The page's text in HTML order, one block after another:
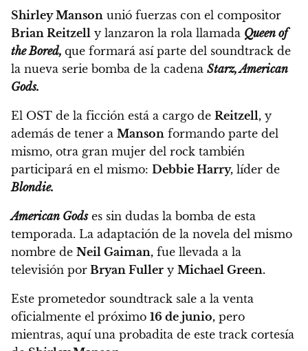
Shirley Manson unió fuerzas con el compositor
Brian Reitzell y lanzaron la rola llamada Queen of
the Bored, que formará así parte del soundtrack de
la nueva serie bomba de la cadena Starz,American
Gods.
El OST de la ficción está a cargo de Reitzell, y
además de tener a Manson formando parte del
mismo, otra gran mujer del rock también
participará en el mismo: Debbie Harry, líder de
Blondie.
American Godses sin dudas la bomba de esta
temporada. La adaptación de la novela del mismo
nombre de Neil Gaiman, fue llevada a la
televisión por Bryan Fuller y Michael Green.
Este prometedor soundtrack sale a la venta
oficialmente el próximo 16 de junio, pero
mientras, aquí una probadita de este track cortesía